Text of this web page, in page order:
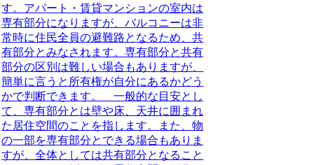
す。 アパート・賃貸マンションの室内は
専有部分になりますが、バルコニーは非
常時に住民全員の避難路となるため、共
有部分とみなされます。専有部分と共有
部分の区別は難しい場合もありますが、
簡単に言うと所有権が自分にあるかどう
かで判断できます。 一般的な目安とし
て、専有部分とは壁や床、天井に囲まれ
た居住空間のことを指します。また、物
の一部を専有部分とできる場合もありま
すが、全体としては共有部分となること